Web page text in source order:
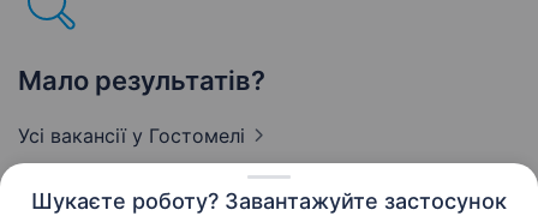
Шукаєте роботу? Завантажуйте застосунок
Мало результатів?
Усі вакансії у Гостомелі